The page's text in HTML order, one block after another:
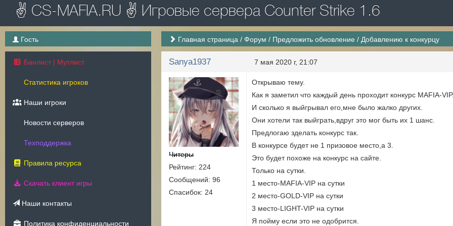
✌ CS-MAFIA.RU ✌ Игровые сервера Counter Strike 1.6
Гость
Банлист | Мутлист
Статистика игроков
Наши игроки
Новости серверов
Техподдержка
Правила ресурса
Скачать клиент игры
Наши контакты
Политика конфиденциальности
Главная страница /Форум / Предложить обновление / Добавлению к конкурцу
Sanya1937 7 мая 2020 г, 21:07
Читеры
Рейтинг: 224
Сообщений: 96
Спасибок: 24
Открываю тему.
Как я заметил что каждый день проходит конкурс MAFIA-
И сколько я выйгрывал его,мне было жалко других.
Они хотели так выйграть,вдруг это мог быть их 1 шанс.
Предлогаю зделать конкурс так.
В конкурсе будет не 1 призовое место,а 3.
Это будет похоже на конкурс на сайте.
Только на сутки.
1 место-MAFIA-VIP на сутки
2 место-GOLD-VIP на сутки
3 место-LIGHT-VIP на сутки
Я пойму если это не одобрится.